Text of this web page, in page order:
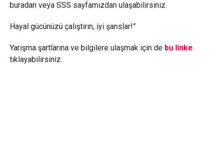
buradan veya SSS sayfamızdan ulaşabilirsiniz.
Hayal gücünüzü çalıştırın, iyi şanslar!”
Yarışma şartlarına ve bilgilere ulaşmak için de bu linke
tıklayabilirsiniz.